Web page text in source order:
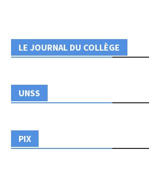
LE JOURNAL DU COLLÈGE
UNSS
PIX